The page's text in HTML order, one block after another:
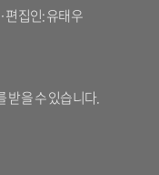
편집인: 유태우
받을 수 있습니다.